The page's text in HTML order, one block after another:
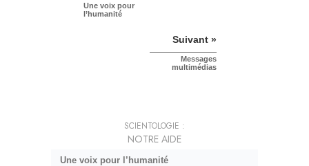
Une voix pour
l’humanité
Suivant »
Messages
multimédias
SCIENTOLOGIE :
NOTRE AIDE
Une voix pour l’humanité